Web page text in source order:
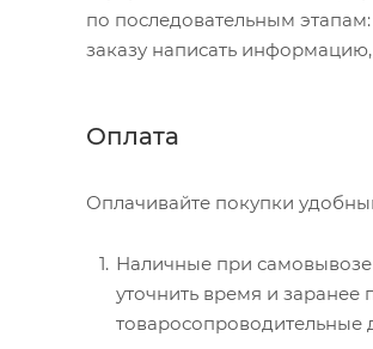
по последовательным
заказу написать
Оплата
Оплачивайте покупки
Наличные при самовывозе
уточнить время и
товаросопроводительные